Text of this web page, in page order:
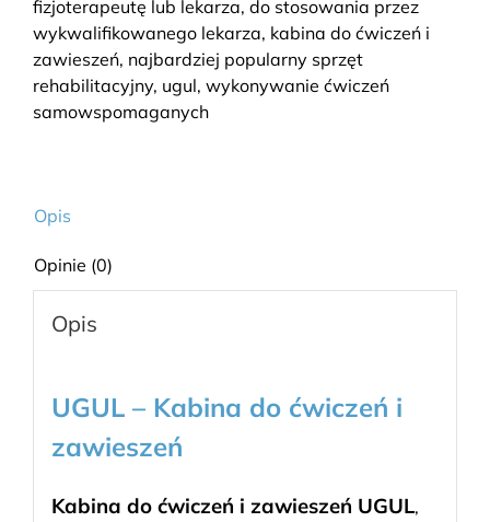
fizjoterapeutę lub lekarza, do stosowania przez
wykwalifikowanego lekarza, kabina do ćwiczeń i
zawieszeń, najbardziej popularny sprzęt
rehabilitacyjny, ugul, wykonywanie ćwiczeń
samowspomaganych
Opis
Opinie (0)
Opis
UGUL – Kabina do ćwiczeń i
zawieszeń
Kabina do ćwiczeń i zawieszeń UGUL,